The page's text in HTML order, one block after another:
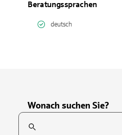
Beratungssprachen
deutsch
Wonach suchen Sie?
Suchfeld